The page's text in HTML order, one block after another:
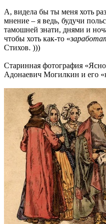
А, видела бы ты меня хоть
мнение – я ведь, будучи
тамошней знати, днями и
чтобы хоть как-то «
Стихов. )))
Старинная фотография
Адонаевич Могилкин и его